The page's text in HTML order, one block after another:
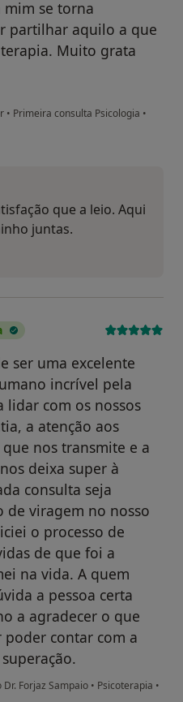
se torna
partilhar aquilo a que
Muito grata
• Primeira consulta Psicologia •
que a leio. Aqui
juntas.
ser uma excelente
incrível pela
lidar com os nossos
a atenção aos
nos transmite e a
deixa super à
consulta seja
de viragem no nosso
o processo de
de que foi a
na vida. A quem
a pessoa certa
a agradecer o que
contar com a
Forjaz Sampaio • Psicoterapia •